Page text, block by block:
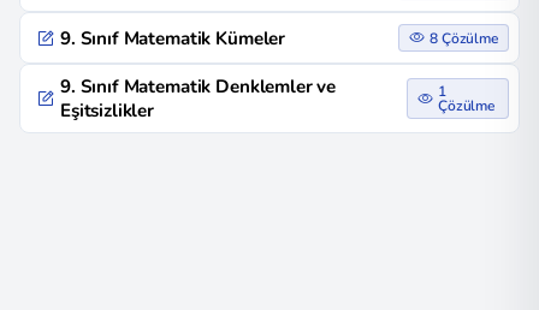
9. Sınıf Matematik Kümeler 8 Çözülme
9. Sınıf Matematik Denklemler ve
Eşitsizlikler
1
Çözülme